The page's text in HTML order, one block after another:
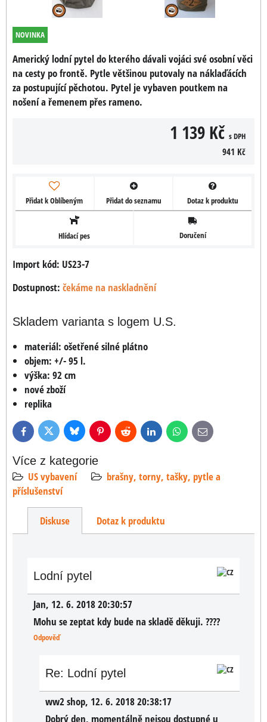
NOVINKA
Americký lodní pytel do kterého dávali vojáci své osobní věci
na cesty po frontě. Pytle většinou putovaly na náklaďácích
za postupující pěchotou. Pytel je vybaven poutkem na
nošení a řemenem přes rameno.
1 139 Kč s DPH
941 Kč
Přidat k Oblíbeným Přidat do seznamu Dotaz k produktu
Hlídací pes Doručení
Import kód: US23-7
Dostupnost: čekáme na naskladnění
Skladem varianta s logem U.S.
materiál: ošetřené silné plátno
objem: +/- 95 l.
výška: 92 cm
nové zboží
replika
FacebookTwitter BlueskyPinterestReddit LinkedInWhatsApp
E-
mail
Více z kategorie
US vybavení
brašny, torny, tašky, pytle a
příslušenství
Diskuse Dotaz k produktu
Lodní pytel
Jan, 12. 6. 2018 20:30:57
Mohu se zeptat kdy bude na skladě děkuji. ????
Odpověď
Re: Lodní pytel
ww2 shop, 12. 6. 2018 20:38:17
Dobrý den, momentálně nejsou dostupné u